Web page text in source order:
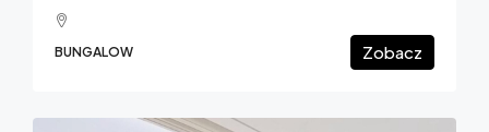
BUNGALOW Zobacz